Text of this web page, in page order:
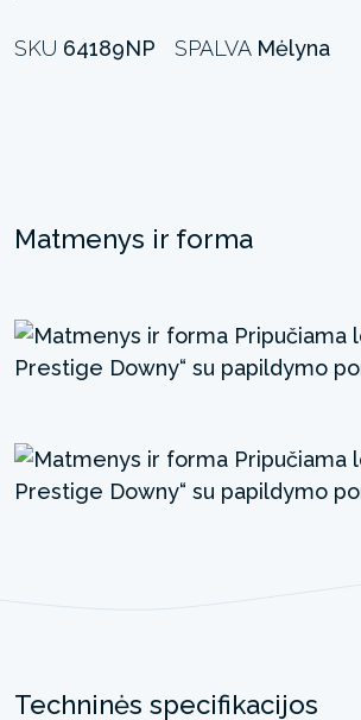
SKU 64189NP SPALVA Mėlyna
Matmenys ir forma
Techninės specifikacijos